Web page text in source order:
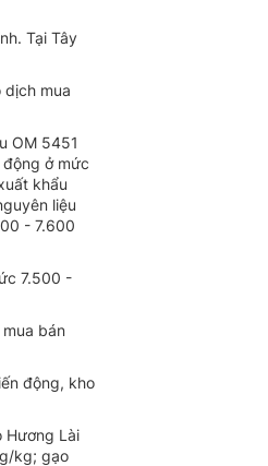
Tại Tây
dịch mua
OM 5451
ở mức
khẩu
liệu
- 7.600
7.500 -
bán
động, kho
Hương Lài
kg; gạo